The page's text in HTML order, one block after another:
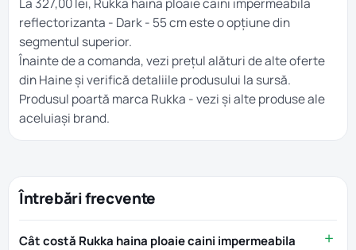
reflectorizanta - Dark - 55 cm este o opțiune din
segmentul superior.
Înainte de a comanda, vezi prețul alături de alte oferte
dinHaineși verifică detaliile produsului la sursă.
Produsul poartă marca Rukka - vezi și alte produse ale
aceluiași brand.
Întrebări frecvente
Cât costă Rukka haina ploaie caini impermeabila